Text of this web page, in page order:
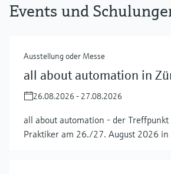
Events und
Ausstellung oder Messe
all about automation in
26.08.2026 - 27.08.2026
all about automation - der
Praktiker am 26./27. August 2026 in